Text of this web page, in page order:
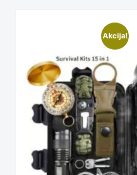
the
product
page
Akcija!